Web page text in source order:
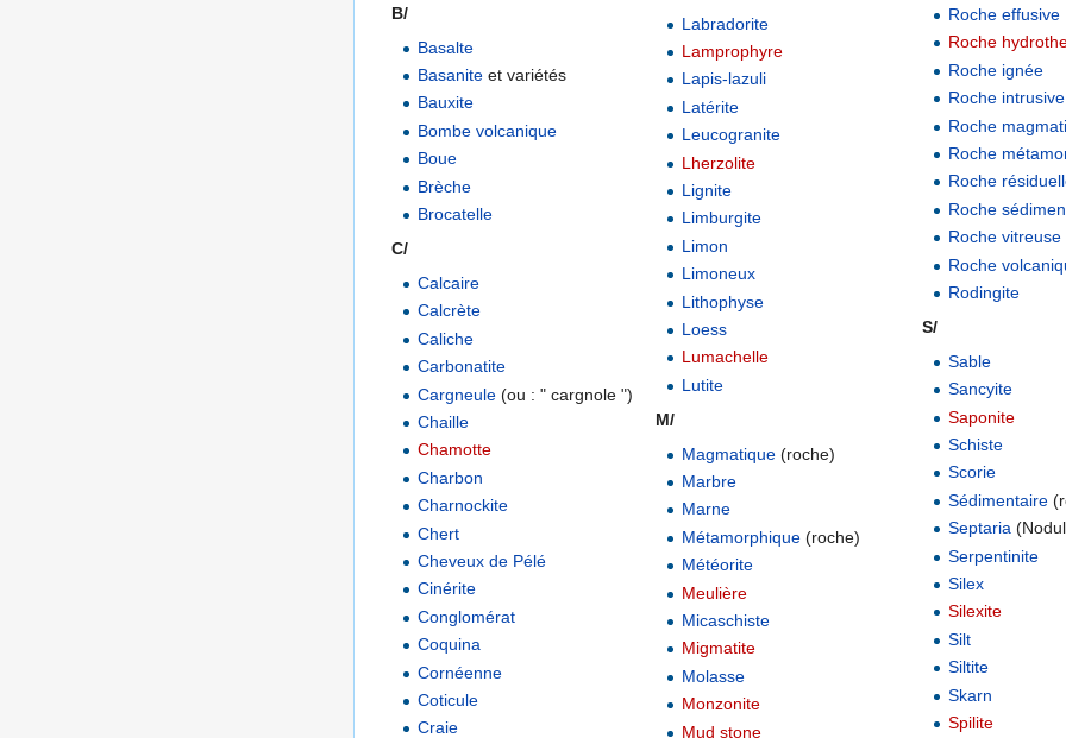
B/
Basalte
Basanite et variétés
Bauxite
Bombe volcanique
Boue
Brèche
Brocatelle
C/
Calcaire
Calcrète
Caliche
Carbonatite
Cargneule (ou : " cargnole ")
Chaille
Chamotte
Charbon
Charnockite
Chert
Cheveux de Pélé
Cinérite
Conglomérat
Coquina
Cornéenne
Coticule
Craie
Labradorite
Lamprophyre
Lapis-lazuli
Latérite
Leucogranite
Lherzolite
Lignite
Limburgite
Limon
Limoneux
Lithophyse
Loess
Lumachelle
Lutite
M/
Magmatique (roche)
Marbre
Marne
Métamorphique (roche)
Météorite
Meulière
Micaschiste
Migmatite
Molasse
Monzonite
Mud stone
Roche effusive
Roche
Roche ignée
Roche intrusive
Roche
Roche
Roche
Roche
Roche vitreuse
Roche
Rodingite
S/
Sable
Sancyite
Saponite
Schiste
Scorie
Sédimentaire
Septaria
Serpentinite
Silex
Silexite
Silt
Siltite
Skarn
Spilite